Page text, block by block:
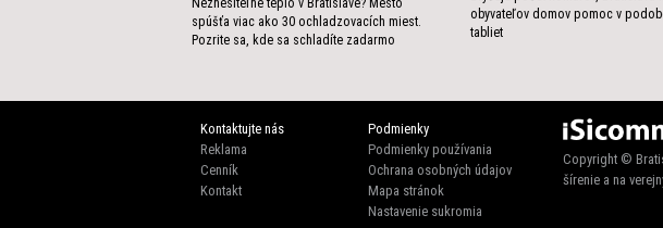
Neznesiteľné teplo v Bratislave? Mesto
spúšťa viac ako 30 ochladzovacích miest.
Pozrite sa, kde sa schladíte zadarmo
obyvateľov domov pomoc v
tabliet
Kontaktujte nás
Reklama
Cenník
Kontakt
Podmienky
Podmienky používania
Ochrana osobných údajov
Mapa stránok
Nastavenie sukromia
Copyright ©
šírenie a na